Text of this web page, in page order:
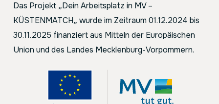
Das Projekt „Dein Arbeitsplatz in MV –
KÜSTENMATCH„ wurde im Zeitraum 01.12.2024 bis
30.11.2025 finanziert aus Mitteln der Europäischen
Union und des Landes Mecklenburg-Vorpommern.